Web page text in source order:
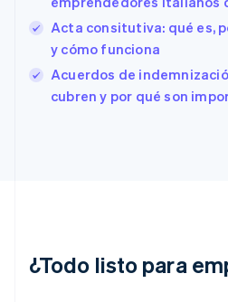
Acta consitutiva: qué es,
y cómo funciona
Acuerdos de
cubren y por qué son
¿Todo listo para
English
Finlandia
EnglishSvenska
Francia
English
Irlanda